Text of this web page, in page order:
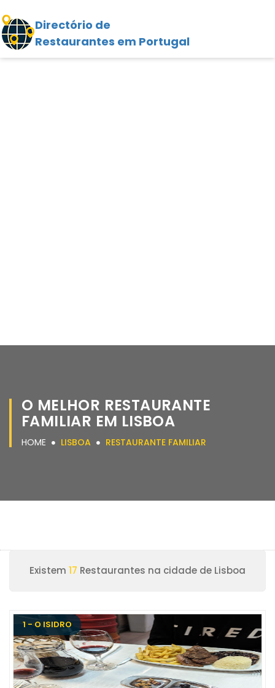
Directório de
Restaurantes em Portugal
O MELHOR RESTAURANTE
FAMILIAR EM LISBOA
HOME LISBOA RESTAURANTE FAMILIAR
Existem 17 Restaurantes na cidade de Lisboa
1 - O ISIDRO